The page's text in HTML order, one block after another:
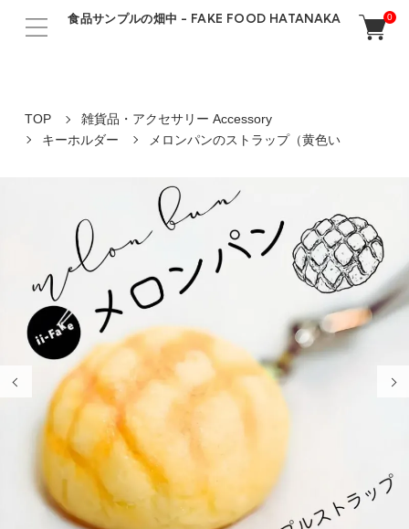
食品サンプルの畑中 - FAKE FOOD HATANAKA 0
TOP
雑貨品・アクセサリー Accessory
キーホルダー
メロンパンのストラップ（黄色い